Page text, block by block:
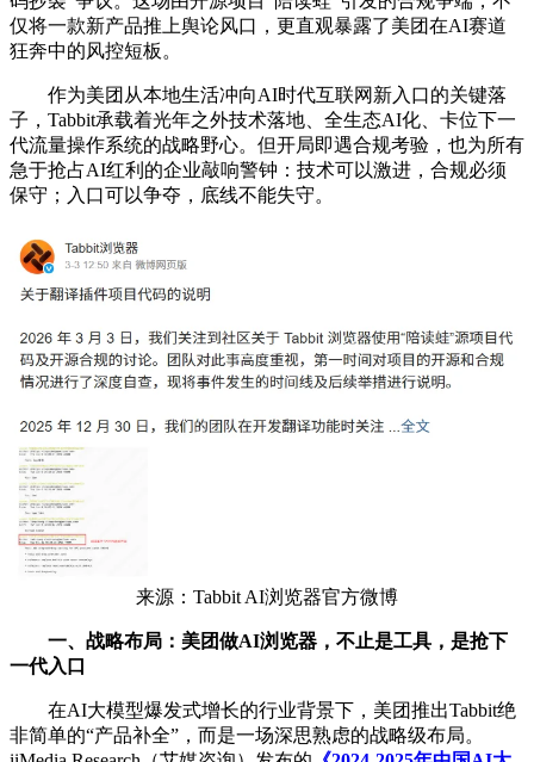
仅将一款新产品推上舆论风口，更直观暴露了美团在AI赛道
狂奔中的风控短板。
作为美团从本地生活冲向AI时代互联网新入口的关键落
子，Tabbit承载着光年之外技术落地、全生态AI化、卡位下一
代流量操作系统的战略野心。但开局即遇合规考验，也为所有
急于抢占AI红利的企业敲响警钟：技术可以激进，合规必须
保守；入口可以争夺，底线不能失守。
来源：Tabbit AI浏览器官方微博
一、战略布局：美团做AI浏览器，不止是工具，是抢下
一代入口
在AI大模型爆发式增长的行业背景下，美团推出Tabbit绝
非简单的“产品补全”，而是一场深思熟虑的战略级布局。